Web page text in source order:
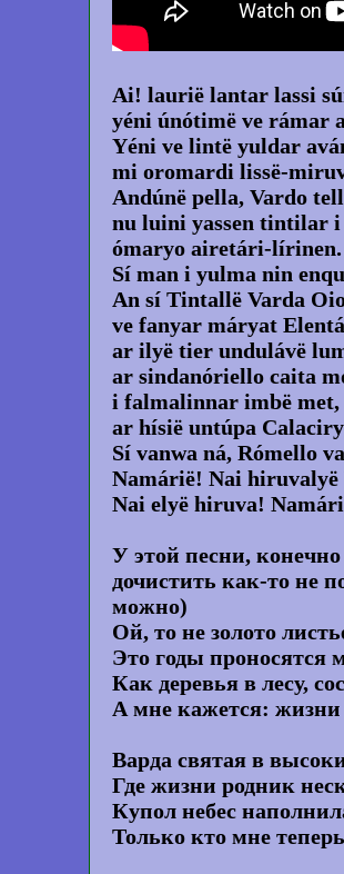
Ai! laurië lantar lassi
yéni únótimë ve rámar
Yéni ve lintë yuldar
mi oromardi lissë-
Andúnë pella, Vardo
nu luini yassen tintilar i
ómaryo airetári-lírinen.
Sí man i yulma nin
An sí Tintallë Varda
ve fanyar máryat
ar ilyë tier undulávë
ar sindanóriello caita
i falmalinnar imbë met,
ar hísië untúpa
Sí vanwa ná, Rómello
Namárië! Nai
Nai elyë hiruva!
У этой песни,
дочистить как-то не
можно)
Ой, то не золото
Это годы проносятся
Как деревья в лесу,
А мне кажется: жизни
Варда святая в
Где жизни родник
Купол небес
Только кто мне